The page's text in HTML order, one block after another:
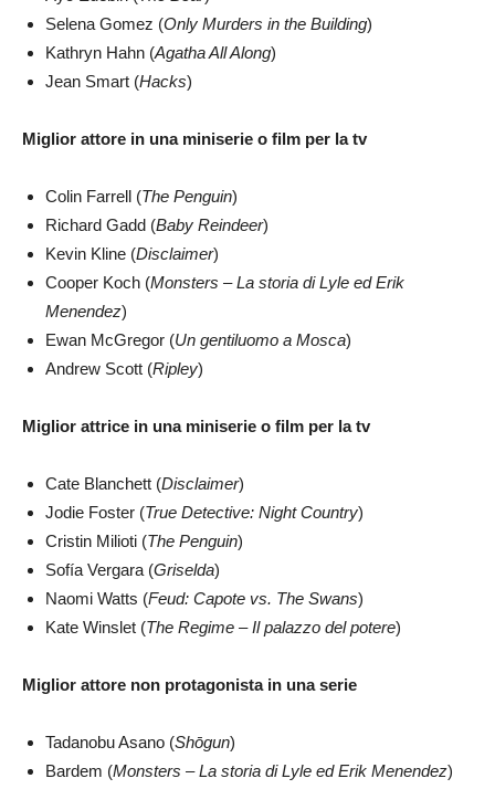
Selena Gomez (Only Murders in the Building)
Kathryn Hahn (Agatha All Along)
Jean Smart (Hacks)
Miglior attore in una miniserie o film per la tv
Colin Farrell (The Penguin)
Richard Gadd (Baby Reindeer)
Kevin Kline (Disclaimer)
Cooper Koch (Monsters – La storia di Lyle ed Erik
Menendez)
Ewan McGregor (Un gentiluomo a Mosca)
Andrew Scott (Ripley)
Miglior attrice in una miniserie o film per la tv
Cate Blanchett (Disclaimer)
Jodie Foster (True Detective: Night Country)
Cristin Milioti (The Penguin)
Sofía Vergara (Griselda)
Naomi Watts (Feud: Capote vs. The Swans)
Kate Winslet (The Regime – Il palazzo del potere)
Miglior attore non protagonista in una serie
Tadanobu Asano (Shōgun)
Bardem (Monsters – La storia di Lyle ed Erik Menendez)